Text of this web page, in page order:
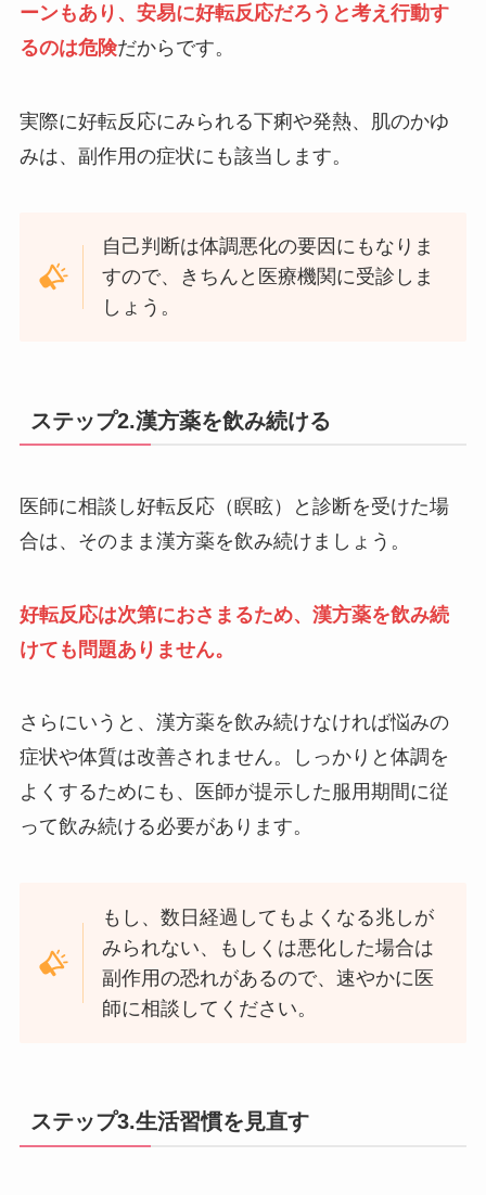
ーンもあり、安易に好転反応だろうと考え行動す
るのは危険だからです。
実際に好転反応にみられる下痢や発熱、肌のかゆ
みは、副作用の症状にも該当します。
自己判断は体調悪化の要因にもなりま
すので、きちんと医療機関に受診しま
しょう。
ステップ2.漢方薬を飲み続ける
医師に相談し好転反応（瞑眩）と診断を受けた場
合は、そのまま漢方薬を飲み続けましょう。
好転反応は次第におさまるため、漢方薬を飲み続
けても問題ありません。
さらにいうと、漢方薬を飲み続けなければ悩みの
症状や体質は改善されません。しっかりと体調を
よくするためにも、医師が提示した服用期間に従
って飲み続ける必要があります。
もし、数日経過してもよくなる兆しが
みられない、もしくは悪化した場合は
副作用の恐れがあるので、速やかに医
師に相談してください。
ステップ3.生活習慣を見直す